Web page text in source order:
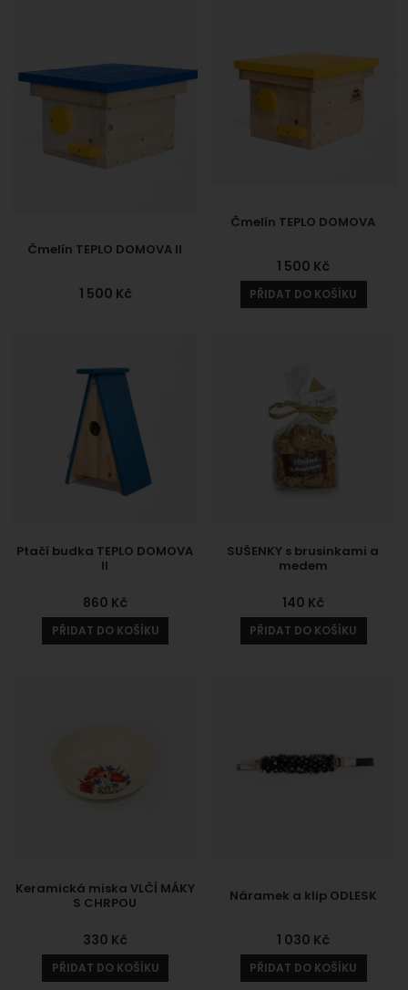
Čmelín TEPLO DOMOVA II
1 500 Kč
Čmelín TEPLO DOMOVA
1 500 Kč
PŘIDAT DO KOŠÍKU
Ptačí budka TEPLO DOMOVA
II
860 Kč
PŘIDAT DO KOŠÍKU
SUŠENKY s brusinkami a
medem
140 Kč
PŘIDAT DO KOŠÍKU
Keramická miska VLČÍ MÁKY
S CHRPOU
330 Kč
PŘIDAT DO KOŠÍKU
Náramek a klip ODLESK
1 030 Kč
PŘIDAT DO KOŠÍKU